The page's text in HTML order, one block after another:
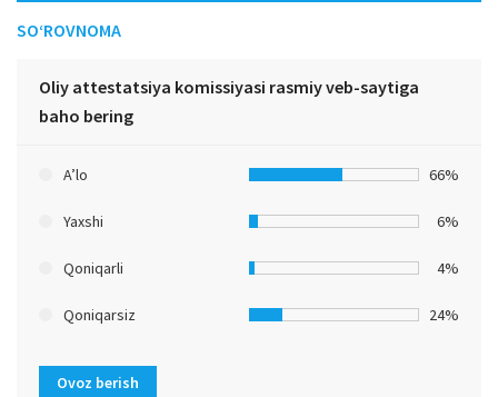
SO‘ROVNOMA
Oliy attestatsiya komissiyasi rasmiy veb-saytiga
baho bering
A’lo 66%
Yaxshi 6%
Qoniqarli 4%
Qoniqarsiz 24%
Ovoz berish